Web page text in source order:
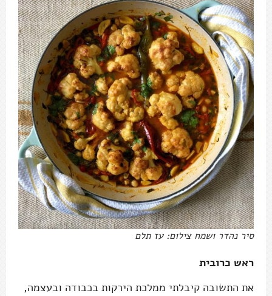
סיר נהדר ושמח צילום: עז תלם
ראש כרובית
את התשובה קיבלתי ממלכת הירקות בכבודה ובעצמה,